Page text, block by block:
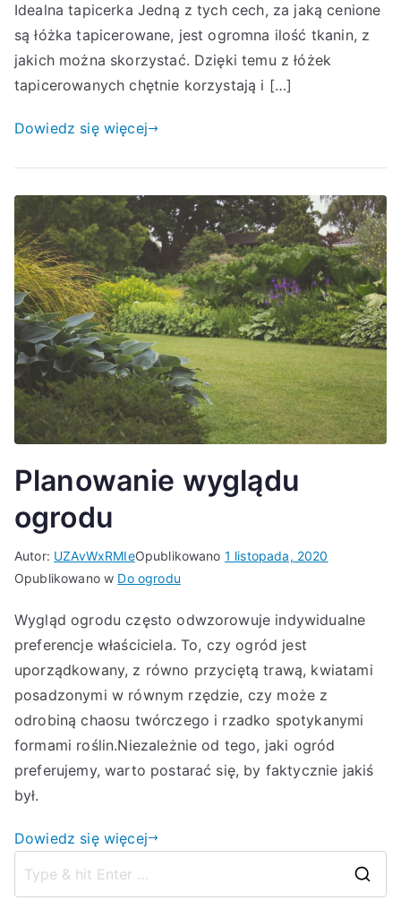
Idealna tapicerka Jedną z tych cech, za jaką cenione
są łóżka tapicerowane, jest ogromna ilość tkanin, z
jakich można skorzystać. Dzięki temu z łóżek
tapicerowanych chętnie korzystają i […]
Dowiedz się więcej
Planowanie wyglądu
ogrodu
Autor: UZAvWxRMIeOpublikowano 1 listopada, 2020
Opublikowano w Do ogrodu
Wygląd ogrodu często odwzorowuje indywidualne
preferencje właściciela. To, czy ogród jest
uporządkowany, z równo przyciętą trawą, kwiatami
posadzonymi w równym rzędzie, czy może z
odrobiną chaosu twórczego i rzadko spotykanymi
formami roślin.Niezależnie od tego, jaki ogród
preferujemy, warto postarać się, by faktycznie jakiś
był.
Dowiedz się więcej